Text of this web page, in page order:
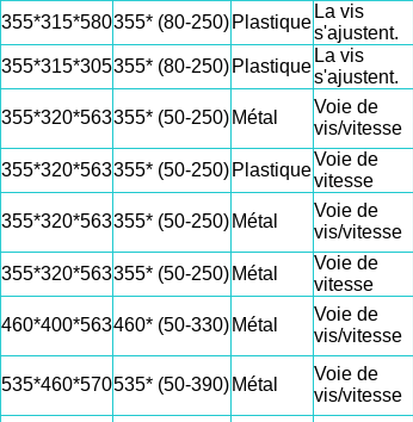
355*315*580355* (80-250) Plastique
La vis
s'ajustent.
355*315*305355* (80-250) Plastique
La vis
s'ajustent.
355*320*563355* (50-250) Métal
Voie de
vis/vitesse
355*320*563355* (50-250) Plastique
Voie de
vitesse
355*320*563355* (50-250) Métal
Voie de
vis/vitesse
355*320*563355* (50-250) Métal
Voie de
vitesse
460*400*563460* (50-330) Métal
Voie de
vis/vitesse
535*460*570535* (50-390) Métal
Voie de
vis/vitesse